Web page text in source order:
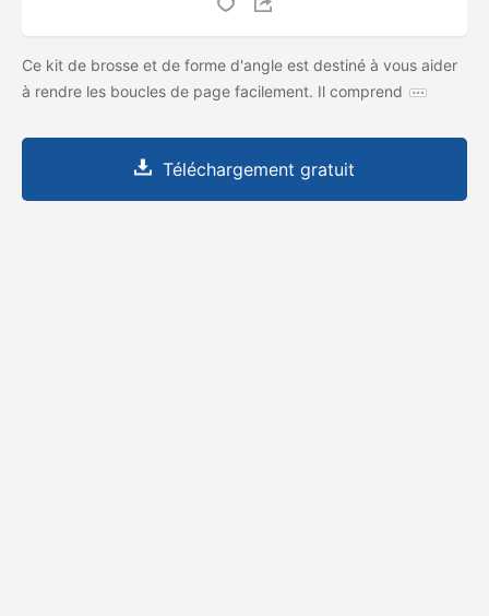
Ce kit de brosse et de forme d'angle est destiné à vous aider
à rendre les boucles de page facilement. Il comprend
Téléchargement gratuit